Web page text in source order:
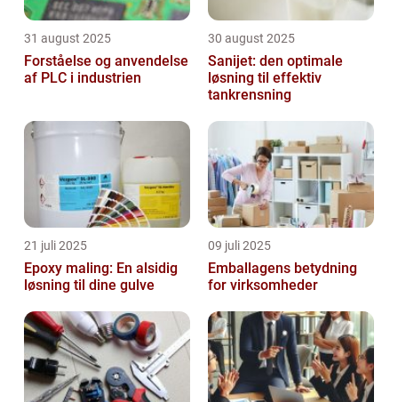
31 august 2025
Forståelse og anvendelse
af PLC i industrien
30 august 2025
Sanijet: den optimale
løsning til effektiv
tankrensning
21 juli 2025
Epoxy maling: En alsidig
løsning til dine gulve
09 juli 2025
Emballagens betydning
for virksomheder